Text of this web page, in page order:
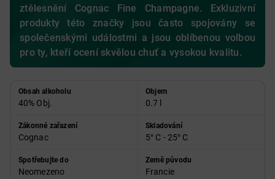
ztělesnění Cognac Fine Champagne. Exkluzivní
produkty této značky jsou často spojovány se
společenskými událostmi a jsou oblíbenou volbou
pro ty, kteří ocení skvělou chuť a vysokou kvalitu.
Obsah alkoholu
40% Obj.
Objem
0.7 l
Zákonné zařazení
Cognac
Skladování
5° C - 25° C
Spotřebujte do
Neomezeno
Země původu
Francie